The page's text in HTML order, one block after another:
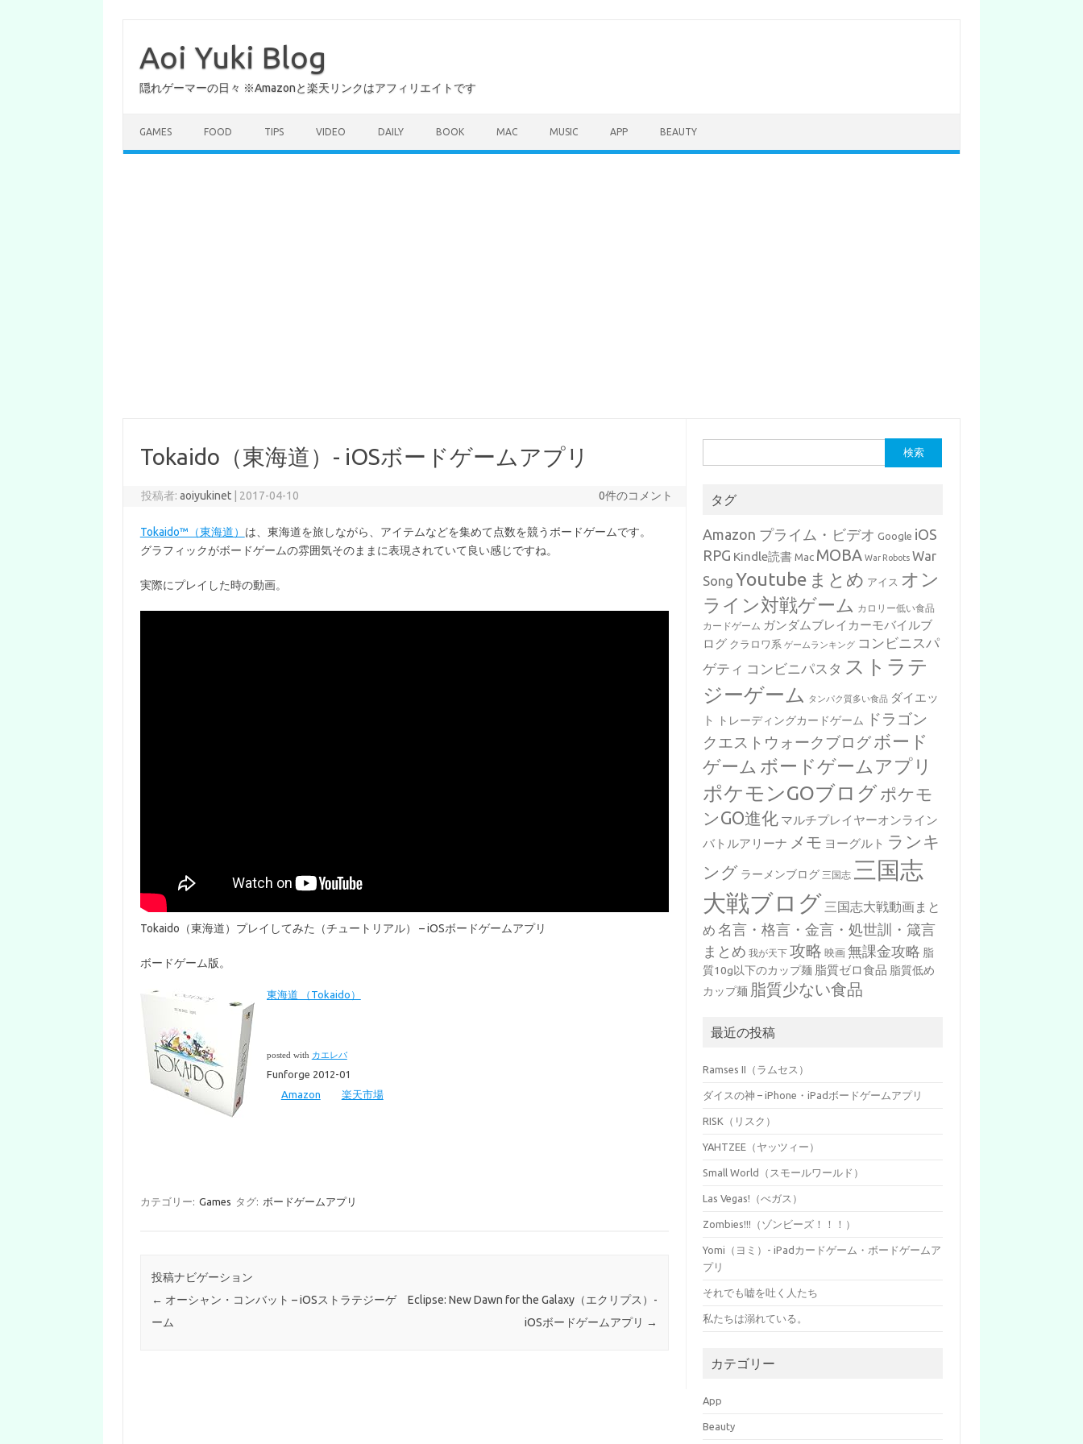
Aoi Yuki Blog
隠れゲーマーの日々 ※Amazonと楽天リンクはアフィリエイトです
GAMES FOOD TIPS VIDEO DAILY BOOK MAC MUSIC APP BEAUTY
Tokaido（東海道）- iOSボードゲームアプリ
投稿者:aoiyukinet 2017-04-10 0件のコメント
Tokaido™（東海道） は、東海道を旅しながら、アイテムなどを集めて点数を競うボードゲームです。
グラフィックがボードゲームの雰囲気そのままに表現されていて良い感じですね。
実際にプレイした時の動画。
Tokaido（東海道）プレイしてみた（チュートリアル） – iOSボードゲームアプリ
ボードゲーム版。
東海道 （Tokaido）
posted with カエレバ
Funforge 2012-01
Amazon
楽天市場
カテゴリー: Games タグ: ボードゲームアプリ
投稿ナビゲーション
← オーシャン・コンバット – iOSストラテジーゲ
ーム
Eclipse: New Dawn for the Galaxy（エクリプス）-
iOSボードゲームアプリ →
索:
タグ
Amazon プライム・ビデオ Google iOS
RPG Kindle読書 Mac MOBA War Robots War
Song Youtube まとめ アイス オン
ライン対戦ゲーム カロリー低い食品
カードゲーム ガンダムブレイカーモバイルブ
ログ クラロワ系 ゲームランキング コンビニスパ
ゲティ コンビニパスタ ストラテ
ジーゲーム
タンパク質多い食品 ダイエッ
ト
トレーディングカードゲーム
ドラゴン
クエストウォークブログボード
ゲーム ボードゲームアプリ
ポケモンGOブログポケモ
ンGO進化 マルチプレイヤーオンライン
バトルアリーナ メモ ヨーグルト ランキ
ング ラーメンブログ 三国志 三国志
大戦ブログ 三国志大戦動画まと
め 名言・格言・金言・処世訓・箴言
まとめ 我が天下 攻略 映画 無課金攻略 脂
質10g以下のカップ麺 脂質ゼロ食品 脂質低め
カップ麺 脂質少ない食品
最近の投稿
Ramses II（ラムセス）
ダイスの神 – iPhone・iPadボードゲームアプリ
RISK（リスク）
YAHTZEE（ヤッツィー）
Small World（スモールワールド）
Las Vegas!（べガス）
Zombies!!!（ゾンビーズ！！！）
Yomi（ヨミ）- iPadカードゲーム・ボードゲームア
プリ
それでも嘘を吐く人たち
私たちは溺れている。
カテゴリー
App
Beauty